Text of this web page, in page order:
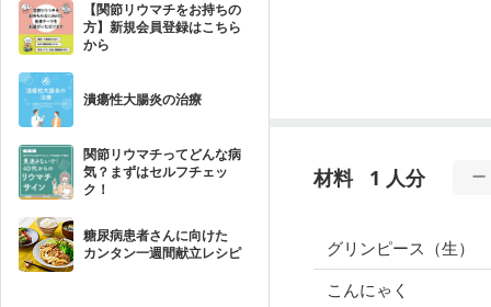
【関節リウマチをお持ちの
方】新規会員登録はこちら
から
潰瘍性大腸炎の治療
関節リウマチってどんな病
気？まずはセルフチェッ
ク！
糖尿病患者さんに向けた
カンタン一週間献立レシピ
材料 1 人分
グリンピース（生）
こんにゃく